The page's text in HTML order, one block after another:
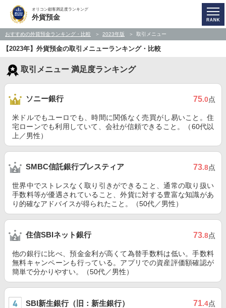
オリコン顧客満足度ランキング
外貨預金
おすすめの外貨預金ランキング・比較 2023年版 取引メニュー
【2023年】外貨預金の取引メニューランキング・比較
取引メニュー 満足度ランキング
ソニー銀行 75.0点
米ドルでもユーロでも、時間に関係なく売買がし易いこと。住
宅ローンでも利用していて、会社が信頼できること。（60代以
上／男性）
SMBC信託銀行プレスティア 73.8点
世界中でストレスなく取り引きができること、通常の取り扱い
手数料等が優遇されていること、外貨に対する豊富な知識があ
り的確なアドバイスが得られたこと。（50代／男性）
住信SBIネット銀行 73.8点
他の銀行に比べ、預金金利が高くて為替手数料は低い。手数料
無料キャンペーンも行っている。アプリでの資産評価額確認が
簡単で分かりやすい。（50代／男性）
SBI新生銀行（旧：新生銀行） 71.4点